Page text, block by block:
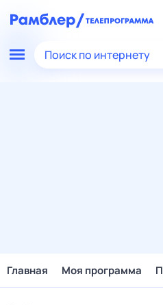
Поиск по интернету
Главная Моя программа